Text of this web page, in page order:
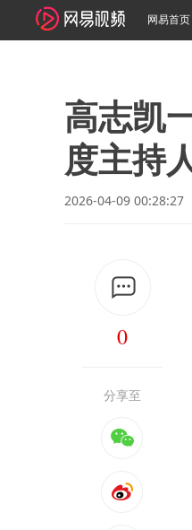
网易首页
高志凯
度主持
2026-04-09 00:28:27
0
分享至